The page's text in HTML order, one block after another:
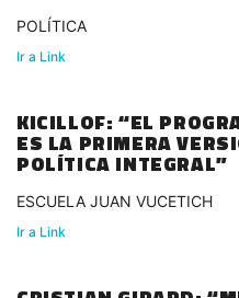
POLÍTICA
Ir a Link
KICILLOF: “EL
ES LA PRIMERA
POLÍTICA INTEGRAL”
ESCUELA JUAN VUCETICH
Ir a Link